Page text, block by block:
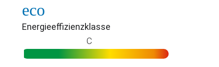
eco
Energieeffizienzklasse
C